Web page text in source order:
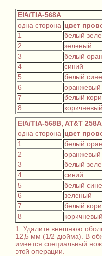
EIA/TIA-568A
одна сторона цвет
1
белый
2
зеленый
3
белый
4
синий
5
белый
6
оранжевый
7
белый
8
коричневый
EIA/TIA-568B, AT&T 258A
одна сторона цвет
1
белый
2
оранжевый
3
белый
4
синий
5
белый
6
зеленый
7
белый
8
коричневый
1. Удалите внешнюю
12,5 мм (1/2 дюйма). В
имеется специальный
этой операции.